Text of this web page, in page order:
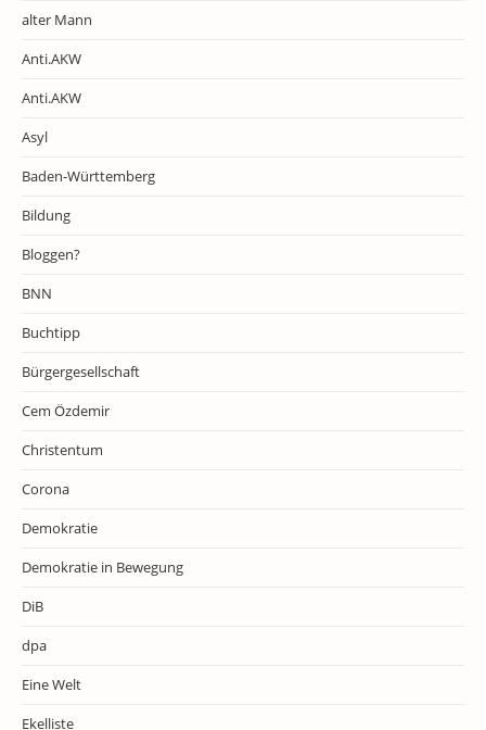
alter Mann
Anti.AKW
Anti.AKW
Asyl
Baden-Württemberg
Bildung
Bloggen?
BNN
Buchtipp
Bürgergesellschaft
Cem Özdemir
Christentum
Corona
Demokratie
Demokratie in Bewegung
DiB
dpa
Eine Welt
Ekelliste